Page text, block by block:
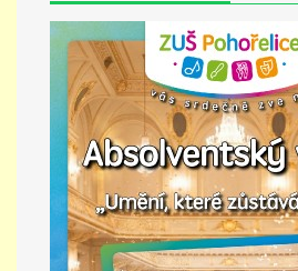
KONTAKTY
PŘÍMĚSTSKÝ TÁBOR
MISS VÝTVARNÝ MODEL
ZAMĚSTNÁNÍ